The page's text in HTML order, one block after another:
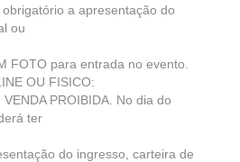
a apresentação do
ou
FOTO para entrada no evento.
OU FISICO:
PROIBIDA. No dia do
ter
do ingresso, carteira de